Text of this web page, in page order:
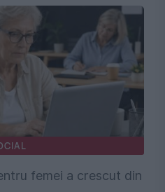
femei a crescut din